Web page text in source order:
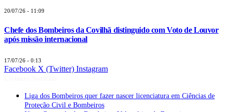
20/07/26 - 11:09
Chefe dos Bombeiros da Covilhã distinguido com Voto de Louvor
após missão internacional
17/07/26 - 0:13
Facebook X (Twitter) Instagram
Liga dos Bombeiros quer fazer nascer licenciatura em Ciências de
Proteção Civil e Bombeiros